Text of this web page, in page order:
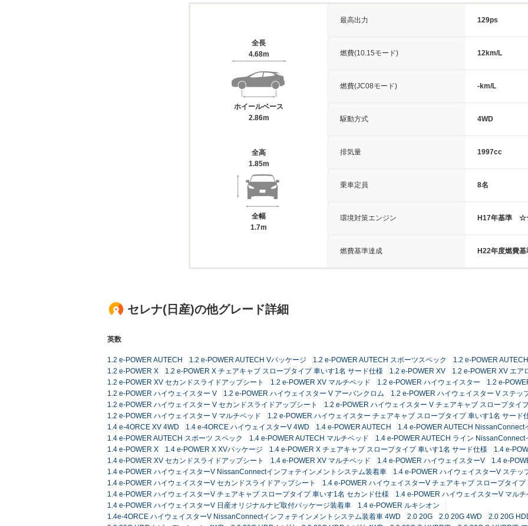
全長
4.68m
ホイールベース
2.86m
全高
1.85m
全幅
1.7m
最高出力 129ps
燃費(10.15モード) 12km/L
燃費(JC08モード) -km/L
駆動方式 4WD
排気量 1997cc
乗車定員 8名
環境対策エンジン H17年基準
燃費基準達成 H22年度燃費
セレナ(日産)の他グレード詳細
英数
1.2 e-POWER AUTECH 1.2 e-POWER AUTECH Vパッケージ 1.2 e-POWER AUTECH スポーツスペック 1.2 e-POWER
1.2 e-POWER X
1.2 e-POWER X チェアキャブ スロープタイプ 車いす1名 サード仕様 1.2 e-POWER XV 1.2 e-POWER XV エア
1.2 e-POWER XV セカンドスライドアップシート
1.2 e-POWER XV マルチベッド 1.2 e-POWER ハイウェイスター
1.2 e-
1.2 e-POWER ハイウェイスター V
1.2 e-POWER ハイウェイスター V アーバンクロム
1.2 e-POWER ハイウェイスター V ステッ
1.2 e-POWER ハイウェイスター V セカンドスライドアップシート
1.2 e-POWER ハイウェイスター V チェアキャブ スロープタイ
1.2 e-POWER ハイウェイスター V マルチベッド
1.2 e-POWER ハイウェイスター チェアキャブ スロープタイプ 車いす1名 サード
1.4 e-4ORCE XV 4WD
1.4 e-4ORCE ハイウェイスターV 4WD 1.4 e-POWER AUTECH
1.4 e-POWER AUTECH
1.4 e-POWER AUTECH スポーツ スペック
1.4 e-POWER AUTECH マルチベッド
1.4 e-POWER AUTECH ライン
1.4 e-POWER X
1.4 e-POWER X XVパッケージ 1.4 e-POWER X チェアキャブ スロープタイプ 車いす1名 サード仕様 1.4 e-
1.4 e-POWER XV セカンドスライドアップシート
1.4 e-POWER XV マルチベッド 1.4 e-POWER ハイウェイスターV
1.4 e-
1.4 e-POWER ハイウェイスターV NissanConnectインフォテインメントシステム装着車
1.4 e-POWER ハイウェイスターV ステッ
1.4 e-POWER ハイウェイスターV セカンドスライドアップシート
1.4 e-POWER ハイウェイスターV チェアキャブ スロープタイ
1.4 e-POWER ハイウェイスターV チェアキャブ スロープタイプ 車いす1名 セカンド仕様
1.4 e-POWER ハイウェイスターV マルチ
1.4 e-POWER ハイウェイスターV 日産オリジナルナビ取付パッケージ装着車
1.4 e-POWER ルキシオン
1.4e-4ORCE ハイウェイスターV NissanConnectインフォテインメントシステム装着車 4WD
2.0 20G 2.0 20G 4WD
2.0 20G